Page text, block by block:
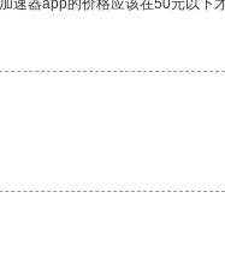
器app的价格应该在50元以下才